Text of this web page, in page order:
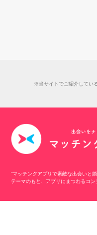
※当サイトでご紹介してい
“マッチングアプリで素敵な出会いと婚
テーマのもと、アプリにまつわるコン